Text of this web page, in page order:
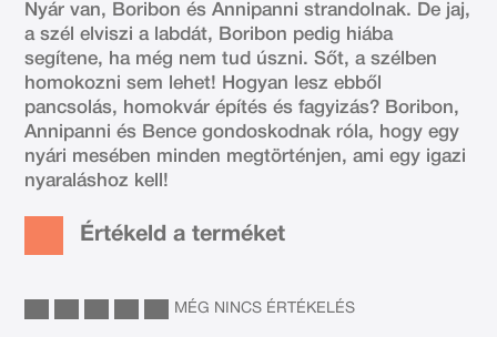
Nyár van, Boribon és Annipanni strandolnak. De jaj,
a szél elviszi a labdát, Boribon pedig hiába
segítene, ha még nem tud úszni. Sőt, a szélben
homokozni sem lehet! Hogyan lesz ebből
pancsolás, homokvár építés és fagyizás? Boribon,
Annipanni és Bence gondoskodnak róla, hogy egy
nyári mesében minden megtörténjen, ami egy igazi
nyaraláshoz kell!
Értékeld a terméket
MÉG NINCS ÉRTÉKELÉS